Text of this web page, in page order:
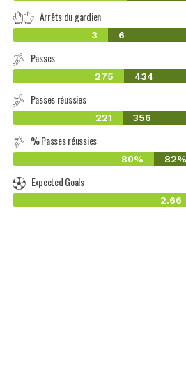
Arrêts du gardien
3 6
Passes
275 434
Passes réussies
221 356
% Passes réussies
80% 82%
Expected Goals
2.66